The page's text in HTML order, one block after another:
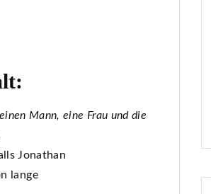
Mann, eine Frau und die
Jonathan
lange